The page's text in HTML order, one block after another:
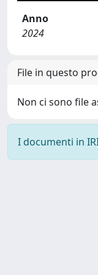
Anno
2024
File in questo
Non ci sono file
I documenti in